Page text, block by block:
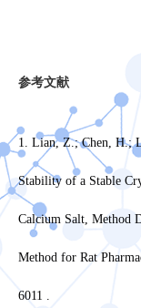
参考文献
1. Lian, Z.; Chen, H.;
Stability of a Stable
Calcium Salt, Method
Method for Rat
6011 .